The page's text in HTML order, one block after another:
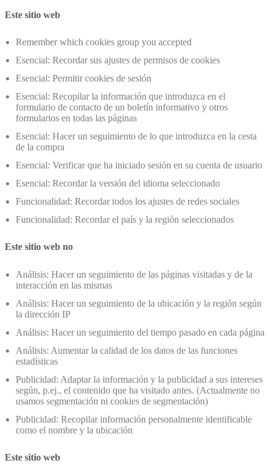
Este sitio web
Remember which cookies group you accepted
Esencial: Recordar sus ajustes de permisos de cookies
Esencial: Permitir cookies de sesión
Esencial: Recopilar la información que introduzca en el
formulario de contacto de un boletín informativo y otros
formularios en todas las páginas
Esencial: Hacer un seguimiento de lo que introduzca en la cesta
de la compra
Esencial: Verificar que ha iniciado sesión en su cuenta de usuario
Esencial: Recordar la versión del idioma seleccionado
Funcionalidad: Recordar todos los ajustes de redes sociales
Funcionalidad: Recordar el país y la región seleccionados
Este sitio web no
Análisis: Hacer un seguimiento de las páginas visitadas y de la
interacción en las mismas
Análisis: Hacer un seguimiento de la ubicación y la región según
la dirección IP
Análisis: Hacer un seguimiento del tiempo pasado en cada página
Análisis: Aumentar la calidad de los datos de las funciones
estadísticas
Publicidad: Adaptar la información y la publicidad a sus intereses
según, p.ej., el contenido que ha visitado antes. (Actualmente no
usamos segmentación ni cookies de segmentación)
Publicidad: Recopilar información personalmente identificable
como el nombre y la ubicación
Este sitio web